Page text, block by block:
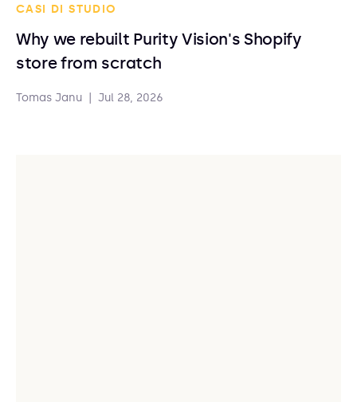
CASI DI STUDIO
Why we rebuilt Purity Vision's Shopify
store from scratch
Tomas Janu Jul 28, 2026